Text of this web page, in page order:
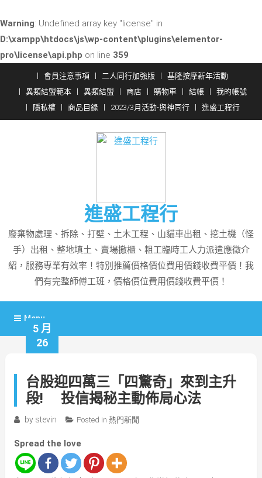
Warning: Undefined array key "license" in
D:\xampp\htdocs\js\wp-content\plugins\elementor-
pro\license\api.php on line 359
content
會員注意事項 二人同行加強版
基隆按摩新年活動
異類結盟範本
異類結盟 商店 購物車 結帳
我的帳號
隱私權
商品目錄 2023/3月活動-與神同行 進盛工程行
進盛工程行
廢棄物處理、拆除、打壁、土木工程、山貓車出租、挖土機（怪
手）出租、整地填土、賣場撤櫃、粗工臨時工人力派遣應徵介
紹，服務專業有效率！特別推薦價格價位費用價錢收費平價！我
們有完整師傅工班，價格價位費用價錢收費平價！
Menu
5 月
26
台股迎四萬三「四驚奇」來到主升
段! 投信揭秘主動佈局心法
by stevin Posted in 熱門新聞
Spread the love